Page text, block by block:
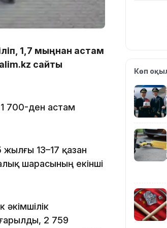
1,7 мыңнан астам
сайты
1 700-ден астам
жылғы 13–17 қазан
шарасының екінші
2 759
Көп